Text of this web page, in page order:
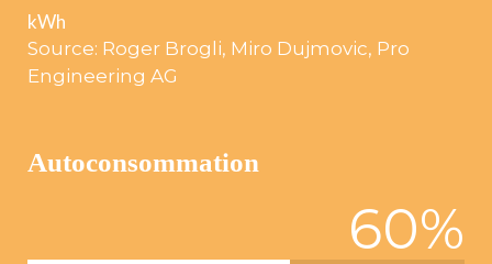
kWh
Source: Roger Brogli, Miro Dujmovic, Pro
Engineering AG
Autoconsommation
60%